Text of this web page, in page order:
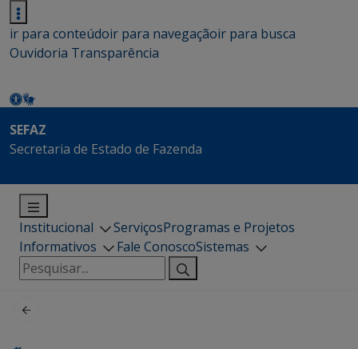
ir para conteúdoir para navegaçãoir para busca
Ouvidoria Transparência
SEFAZ
Secretaria de Estado de Fazenda
Institucional ServiçosProgramas e Projetos
Informativos
Fale ConoscoSistemas
Pesquisar
por: